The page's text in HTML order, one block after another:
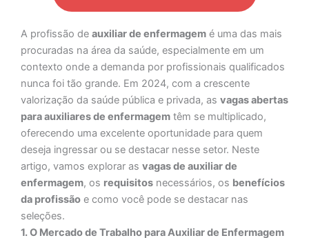
A profissão de auxiliar de enfermagem é uma das mais
procuradas na área da saúde, especialmente em um
contexto onde a demanda por profissionais qualificados
nunca foi tão grande. Em 2024, com a crescente
valorização da saúde pública e privada, as vagas abertas
para auxiliares de enfermagem têm se multiplicado,
oferecendo uma excelente oportunidade para quem
deseja ingressar ou se destacar nesse setor. Neste
artigo, vamos explorar as vagas de auxiliar de
enfermagem, os requisitos necessários, os benefícios
da profissão e como você pode se destacar nas
seleções.
1. O Mercado de Trabalho para Auxiliar de Enfermagem